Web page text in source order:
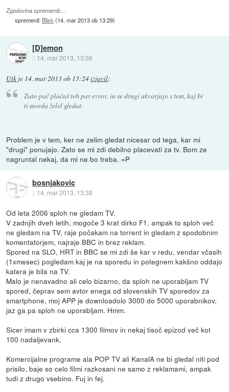
Zgodovina sprememb…
spremenil: Blisk (14. mar 2013 ob 13:29)
[D]emon
:: 14. mar 2013, 13:36
Utk je 14. mar 2013 ob 13:24izjavil:
Zato pač plačaš teh par evrov, in se drugi ukvarjajo s tem, kaj bi
ti morda želel gledat.
Problem je v tem, ker ne zelim gledat nicesar od tega, kar mi
"drugi" ponujajo. Zato se mi zdi debilno placevati za tv. Bom ze
nagruntal nekaj, da mi ne bo treba. =P
bosnjakovic
:: 14. mar 2013, 13:38
Od leta 2006 sploh ne gledam TV.
V zadnjih dveh letih, mogoče 3 krat dirko F1, ampak to sploh več
ne gledam na TV, raje počakam na torrent in gledam z spodobnim
komentatorjem, najraje BBC in brez reklam.
Spored na SLO, HRT in BBC se mi zdi še kar v redu, vendar včasih
(1xmesec) pogledam kaj je na sporedu in potegnem kakšno oddajo
katera je bila na TV.
Malo je nenavadno ali celo bizarno, da sploh ne uporabljam TV
spored, čeprav sem avtor enega od slovenskih TV sporedov za
smartphone, moj APP je downloadolo 3000 do 5000 uporabnikov,
jaz ga pa sploh ne uporabljam. Hmm.
Sicer imam v zbirki cca 1300 filmov in nekaj tisoč epizod več kot
100 nadaljevank.
Komercijalne programe ala POP TV ali KanalA ne bi gledal niti pod
prisilo, baje so celo filmi razkosani ne samo z reklamami, ampak
tudi z drugo vsebino. Fuj in fej.